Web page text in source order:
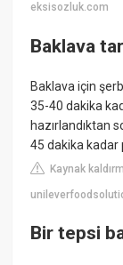
eksisozluk.com
Baklava
Baklava için
35-40 dakika
hazırlandıktan
45 dakika kadar
Kaynak
Bir tepsi